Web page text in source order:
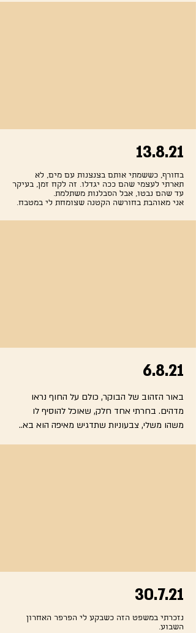
13.8.21
בחורף, כששמתי אותם בצנצנות עם מים, לא
תארתי לעצמי שהם ככה יגדלו. זה לקח זמן, בעיקר
עד שהם נבטו, אבל הסבלנות משתלמת.
אני מאוהבת בחורשה הקטנה שצומחת לי במטבח.
6.8.21
באור הזהוב של הבוקר, כולם על החוף נראו
מדהים. בחרתי אחד חלק, שאוכל להוסיף לו
משהו משלי, צבעוניות שתדגיש מאיפה הוא בא..
30.7.21
נזכרתי במשפט הזה כשבקע לי הפרפר האחרון
השבוע.